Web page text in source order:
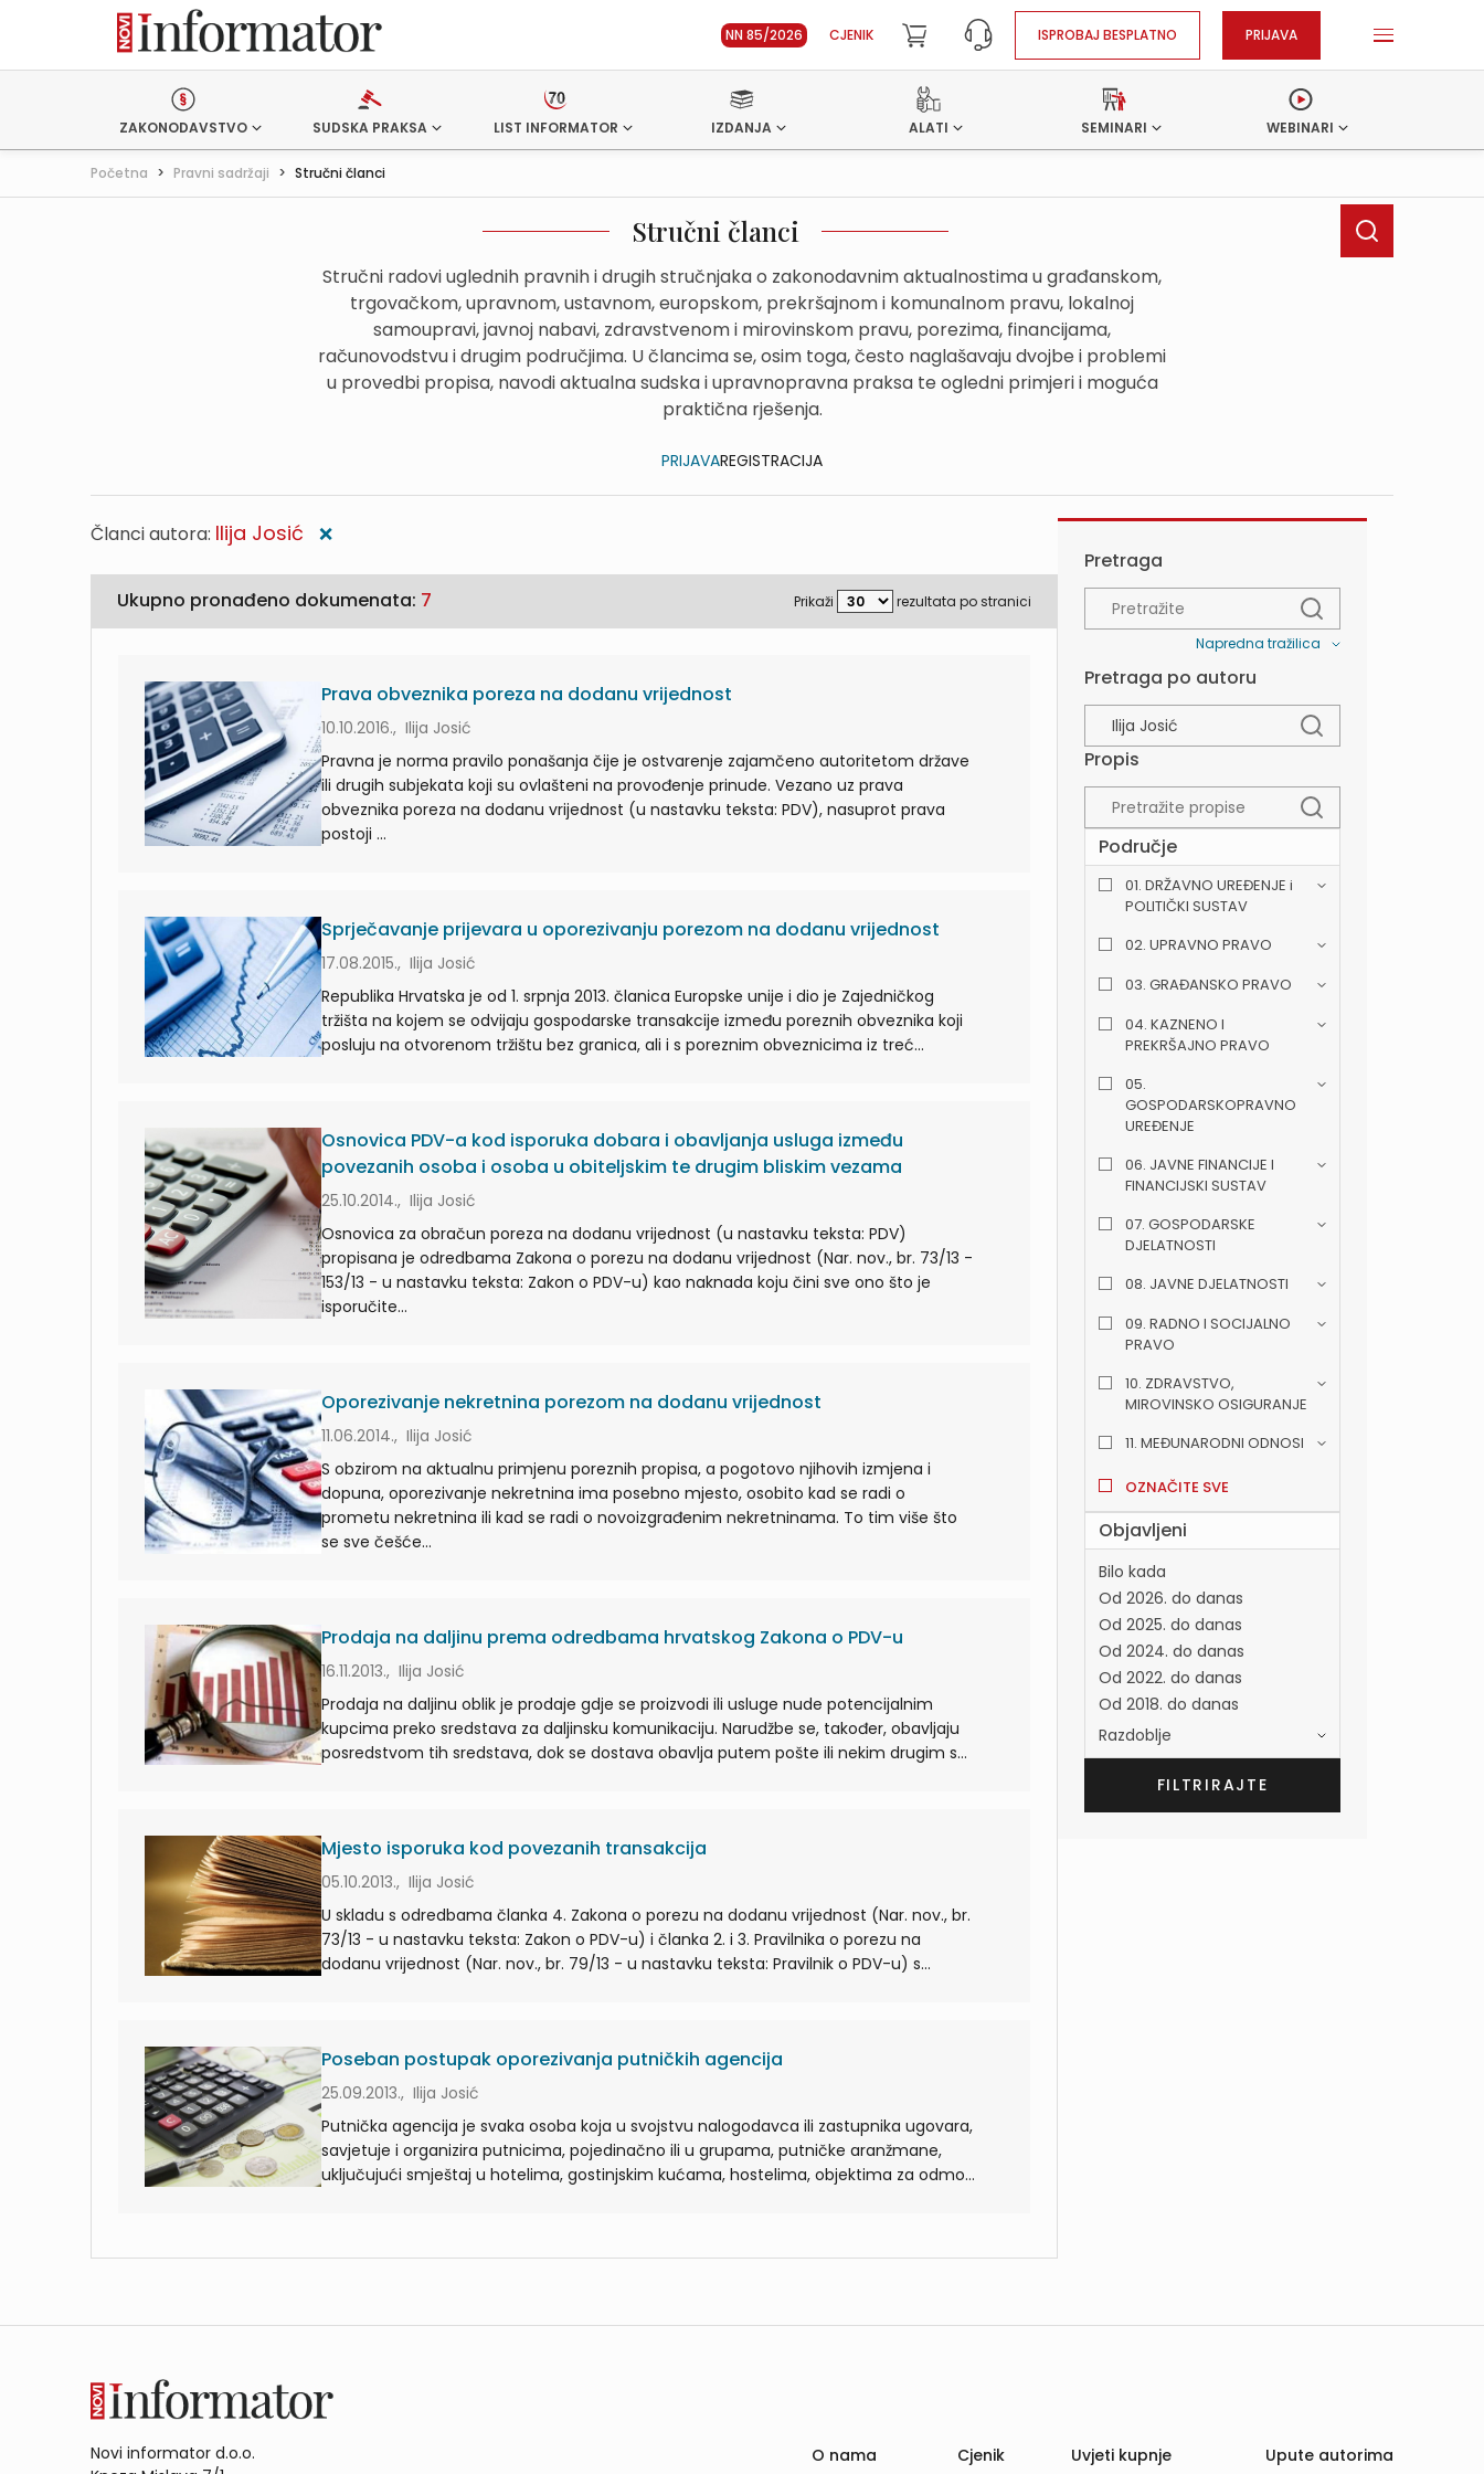
NN 85/2026 CJENIK ISPROBAJ BESPLATNO PRIJAVA
ZAKONODAVSTVO SUDSKA PRAKSA LIST INFORMATOR IZDANJA ALATI SEMINARI WEBINARI
Početna > Pravni sadržaji > Stručni članci
Stručni članci
Stručni radovi uglednih pravnih i drugih stručnjaka o zakonodavnim aktualnostima u građanskom,
trgovačkom, upravnom, ustavnom, europskom, prekršajnom i komunalnom pravu, lokalnoj
samoupravi, javnoj nabavi, zdravstvenom i mirovinskom pravu, porezima, financijama,
računovodstvu i drugim područjima. U člancima se, osim toga, često naglašavaju dvojbe i problemi
u provedbi propisa, navodi aktualna sudska i upravnopravna praksa te ogledni primjeri i moguća
praktična rješenja.
PRIJAVAREGISTRACIJA
Članci autora: Ilija Josić ❌
Ukupno pronađeno dokumenata: 7 Prikaži rezultata po stranici
Prava obveznika poreza na dodanu vrijednost
10.10.2016., Ilija Josić
Pravna je norma pravilo ponašanja čije je ostvarenje zajamčeno autoritetom države
ili drugih subjekata koji su ovlašteni na provođenje prinude. Vezano uz prava
obveznika poreza na dodanu vrijednost (u nastavku teksta: PDV), nasuprot prava
postoji ...
Sprječavanje prijevara u oporezivanju porezom na dodanu vrijednost
17.08.2015., Ilija Josić
Republika Hrvatska je od 1. srpnja 2013. članica Europske unije i dio je Zajedničkog
tržišta na kojem se odvijaju gospodarske transakcije između poreznih obveznika koji
posluju na otvorenom tržištu bez granica, ali i s poreznim obveznicima iz treć...
Osnovica PDV-a kod isporuka dobara i obavljanja usluga između
povezanih osoba i osoba u obiteljskim te drugim bliskim vezama
25.10.2014., Ilija Josić
Osnovica za obračun poreza na dodanu vrijednost (u nastavku teksta: PDV)
propisana je odredbama Zakona o porezu na dodanu vrijednost (Nar. nov., br. 73/13 -
153/13 - u nastavku teksta: Zakon o PDV-u) kao naknada koju čini sve ono što je
isporučite...
Oporezivanje nekretnina porezom na dodanu vrijednost
11.06.2014., Ilija Josić
S obzirom na aktualnu primjenu poreznih propisa, a pogotovo njihovih izmjena i
dopuna, oporezivanje nekretnina ima posebno mjesto, osobito kad se radi o
prometu nekretnina ili kad se radi o novoizgrađenim nekretninama. To tim više što
se sve češće...
Prodaja na daljinu prema odredbama hrvatskog Zakona o PDV-u
16.11.2013., Ilija Josić
Prodaja na daljinu oblik je prodaje gdje se proizvodi ili usluge nude potencijalnim
kupcima preko sredstava za daljinsku komunikaciju. Narudžbe se, također, obavljaju
posredstvom tih sredstava, dok se dostava obavlja putem pošte ili nekim drugim s...
Mjesto isporuka kod povezanih transakcija
05.10.2013., Ilija Josić
U skladu s odredbama članka 4. Zakona o porezu na dodanu vrijednost (Nar. nov., br.
73/13 - u nastavku teksta: Zakon o PDV-u) i članka 2. i 3. Pravilnika o porezu na
dodanu vrijednost (Nar. nov., br. 79/13 - u nastavku teksta: Pravilnik o PDV-u) s...
Poseban postupak oporezivanja putničkih agencija
25.09.2013., Ilija Josić
Putnička agencija je svaka osoba koja u svojstvu nalogodavca ili zastupnika ugovara,
savjetuje i organizira putnicima, pojedinačno ili u grupama, putničke aranžmane,
uključujući smještaj u hotelima, gostinjskim kućama, hostelima, objektima za odmo...
Pretraga
Napredna tražilica
Pretraga po autoru
Propis
Područje
01. DRŽAVNO UREĐENJE i
POLITIČKI SUSTAV
02. UPRAVNO PRAVO
03. GRAĐANSKO PRAVO
04. KAZNENO I
PREKRŠAJNO PRAVO
05.
GOSPODARSKOPRAVNO
UREĐENJE
06. JAVNE FINANCIJE I
FINANCIJSKI SUSTAV
07. GOSPODARSKE
DJELATNOSTI
08. JAVNE DJELATNOSTI
09. RADNO I SOCIJALNO
PRAVO
10. ZDRAVSTVO,
MIROVINSKO OSIGURANJE
11. MEĐUNARODNI ODNOSI
OZNAČITE SVE
Objavljeni
Bilo kada
Od 2026. do danas
Od 2025. do danas
Od 2024. do danas
Od 2022. do danas
Od 2018. do danas
Razdoblje
Novi informator d.o.o.
O nama Cjenik Uvjeti kupnje Upute autorima